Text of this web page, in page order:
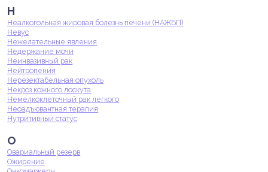
Н
Неалкогольная жировая болезнь печени (НАЖБП)
Невус
Нежелательные явления
Недержание мочи
Неинвазивный рак
Нейтропения
Нерезектабельная опухоль
Некроз кожного лоскута
Немелкоклеточный рак легкого
Неоадъювантная терапия
Нутритивный статус
О
Овариальный резерв
Ожирение